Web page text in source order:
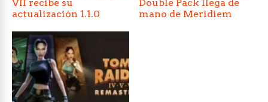
VII recibe su
actualización 1.1.0
Double Pack llega de
mano de Meridiem